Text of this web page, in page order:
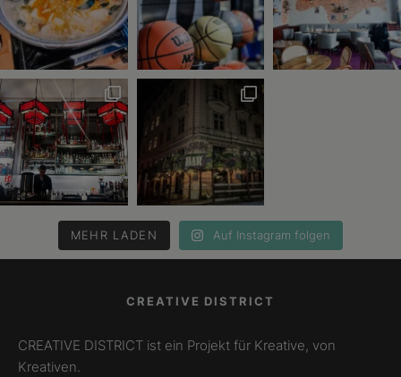
MEHR LADEN Auf Instagram folgen
CREATIVE DISTRICT
CREATIVE DISTRICT ist ein Projekt für Kreative, von
Kreativen.